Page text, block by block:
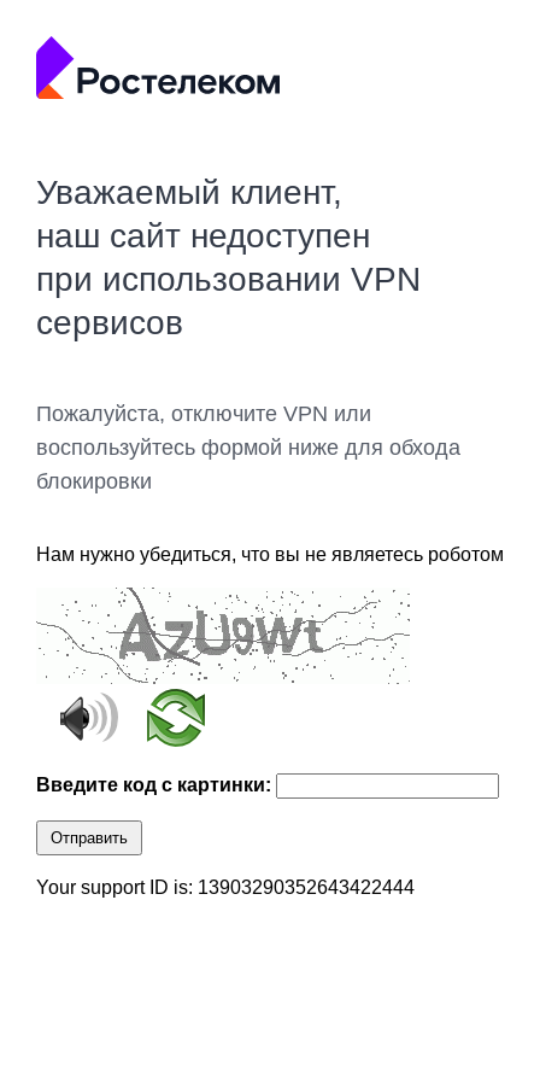
Уважаемый клиент,
наш сайт недоступен
при использовании VPN
сервисов
Пожалуйста, отключите VPN или
воспользуйтесь формой ниже для обхода
блокировки
Нам нужно убедиться, что вы не являетесь роботом
Введите код с картинки:
Отправить
Your support ID is: 13903290352643422444